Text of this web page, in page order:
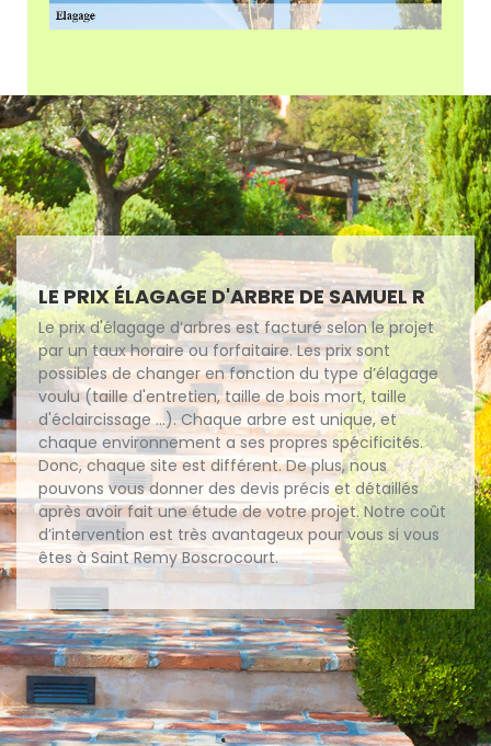
LE PRIX ÉLAGAGE D'ARBRE DE SAMUEL R
Le prix d'élagage d’arbres est facturé selon le projet
par un taux horaire ou forfaitaire. Les prix sont
possibles de changer en fonction du type d’élagage
voulu (taille d'entretien, taille de bois mort, taille
d'éclaircissage ...). Chaque arbre est unique, et
chaque environnement a ses propres spécificités.
Donc, chaque site est différent. De plus, nous
pouvons vous donner des devis précis et détaillés
après avoir fait une étude de votre projet. Notre coût
d’intervention est très avantageux pour vous si vous
êtes à Saint Remy Boscrocourt.